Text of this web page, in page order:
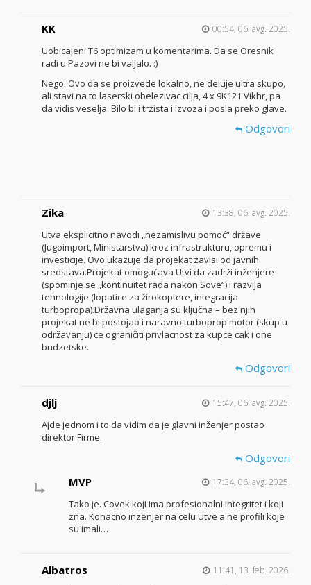
KK 00:54, 06. avg. 2025.
Uobicajeni T6 optimizam u komentarima. Da se Oresnik
radi u Pazovi ne bi valjalo. :)
Nego. Ovo da se proizvede lokalno, ne deluje ultra skupo,
ali stavi na to laserski obelezivac cilja, 4 x 9K121 Vikhr, pa
da vidis veselja. Bilo bi i trzista i izvoza i posla preko glave.
Odgovori
Zika 13:38, 06. avg. 2025.
Utva eksplicitno navodi „nezamislivu pomoć“ države
(Jugoimport, Ministarstva) kroz infrastrukturu, opremu i
investicije. Ovo ukazuje da projekat zavisi od javnih
sredstava.Projekat omogućava Utvi da zadrži inženjere
(spominje se „kontinuitet rada nakon Sove“) i razvija
tehnologije (lopatice za žirokoptere, integracija
turbopropa).Državna ulaganja su ključna – bez njih
projekat ne bi postojao i naravno turboprop motor (skup u
održavanju) ce ograničiti privlacnost za kupce cak i one
budzetske.
Odgovori
djlj 15:47, 06. avg. 2025.
Ajde jednom i to da vidim da je glavni inženjer postao
direktor Firme.
Odgovori
MVP
17:34, 06. avg. 2025.
Tako je. Covek koji ima profesionalni integritet i koji
zna. Konacno inzenjer na celu Utve a ne profili koje
su imali…
Albatros 11:41, 13. feb. 2026.